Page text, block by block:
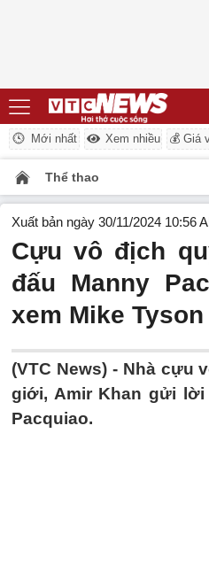
Mới nhất Xem nhiều 💰 Giá
Thể thao
Xuất bản ngày 30/11/2024 10:56
Cựu vô địch
đấu Manny
xem Mike
(VTC News) - Nhà cựu
giới, Amir Khan gửi
Pacquiao.